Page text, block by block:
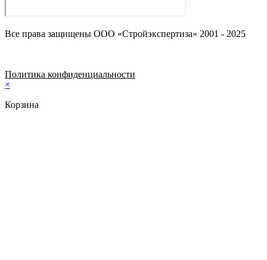
Все права защищены ООО «Стройэкспертиза» 2001 - 2025
Политика конфиденциальности
×
Корзина